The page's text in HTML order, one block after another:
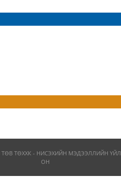
ТӨХХК - НИСЭХИЙН МЭДЭЭЛЛИЙН
ОН